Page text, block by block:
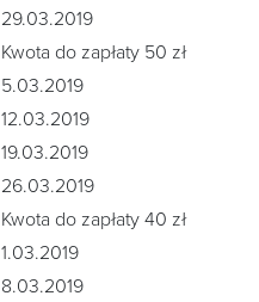
29.03.2019
Kwota do zapłaty 50 zł
5.03.2019
12.03.2019
19.03.2019
26.03.2019
Kwota do zapłaty 40 zł
1.03.2019
8.03.2019